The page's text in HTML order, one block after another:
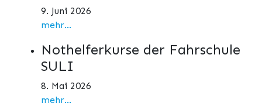
9. Juni 2026
mehr...
Nothelferkurse der Fahrschule
SULI
8. Mai 2026
mehr...